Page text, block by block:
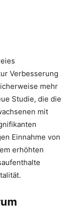
Verbesserung
mehr
Studie, die die
mit
Einnahme von
erhöhten